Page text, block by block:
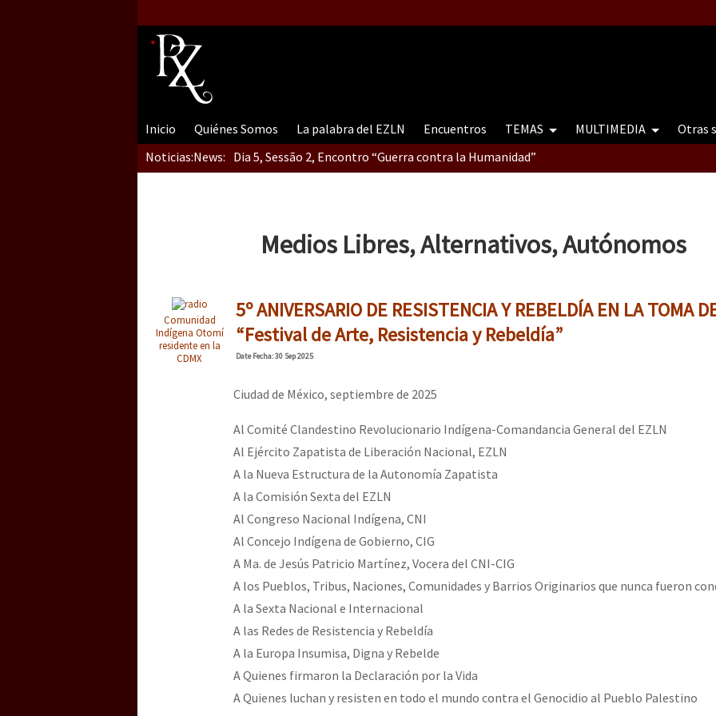
Inicio Quiénes Somos La palabra del EZLN Encuentros TEMAS MULTIMEDIA Otras
Noticias:News: Dia 5, Sessão 2, Encontro “Guerra contra la Humanidad”
Dia 3 do Encontro “Guerra contra a Humanidade”
Dia 2 do Encontro “Guerra contra a Humanidad”
Dia 1: Encontro “Guerra contra a Humanidade”
[CDMX – 20 julio] Jornadas globales por la libertad de Jesús Plácido Galindo y el alto a la
“Sonhando a Terra do Bem Virá” se publica no Estado Espanhol
Se o México sabe, que o mundo saiba! Nossas lutas pela memória, a justiça e a dignidade
Medios Libres, Alternativos, Autónomos
Comunidad
Indígena Otomí
residente en la
CDMX
5º ANIVERSARIO DE RESISTENCIA Y REBELDÍA EN LA TOMA
“Festival de Arte, Resistencia y Rebeldía”
DateFecha: 30 Sep 2025
Ciudad de México, septiembre de 2025
Al Comité Clandestino Revolucionario Indígena-Comandancia General del EZLN
Al Ejército Zapatista de Liberación Nacional, EZLN
A la Nueva Estructura de la Autonomía Zapatista
A la Comisión Sexta del EZLN
Al Congreso Nacional Indígena, CNI
Al Concejo Indígena de Gobierno, CIG
A Ma. de Jesús Patricio Martínez, Vocera del CNI-CIG
A los Pueblos, Tribus, Naciones, Comunidades y Barrios Originarios que nunca fueron
A la Sexta Nacional e Internacional
A las Redes de Resistencia y Rebeldía
A la Europa Insumisa, Digna y Rebelde
A Quienes firmaron la Declaración por la Vida
A Quienes luchan y resisten en todo el mundo contra el Genocidio al Pueblo Palestino